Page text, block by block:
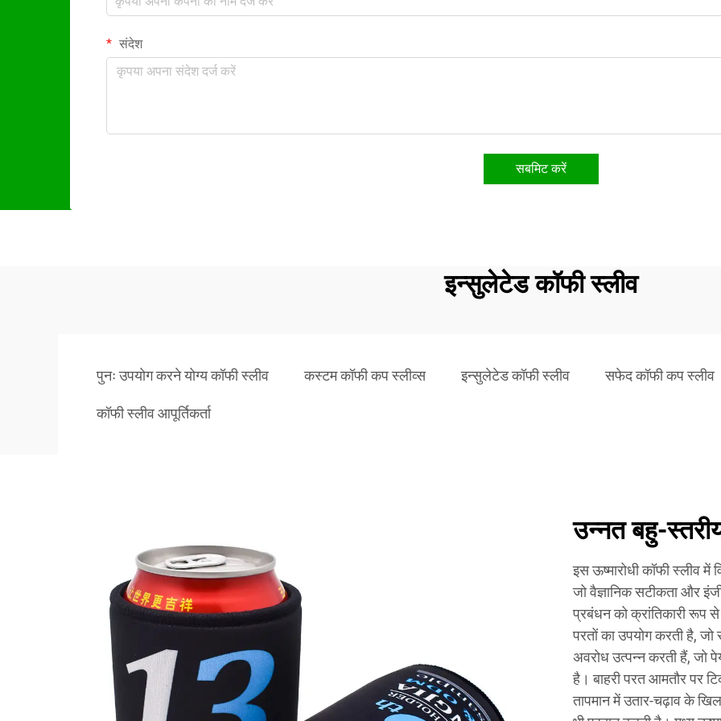
संदेश
सबमिट करें
इन्सुलेटेड कॉफी स्लीव
पुनः उपयोग करने योग्य कॉफी स्लीव कस्टम कॉफी कप स्लीव्स इन्सुलेटेड कॉफी स्लीव सफेद कॉफी कप स्लीव
कॉफी स्लीव आपूर्तिकर्ता
उन्नत बहु-स्तरीय
इस ऊष्मारोधी कॉफी स्लीव में
जो वैज्ञानिक सटीकता और
प्रबंधन को क्रांतिकारी रूप से
परतों का उपयोग करती है,
अवरोध उत्पन्न करती हैं, जो
है। बाहरी परत आमतौर पर
तापमान में उतार-चढ़ाव के